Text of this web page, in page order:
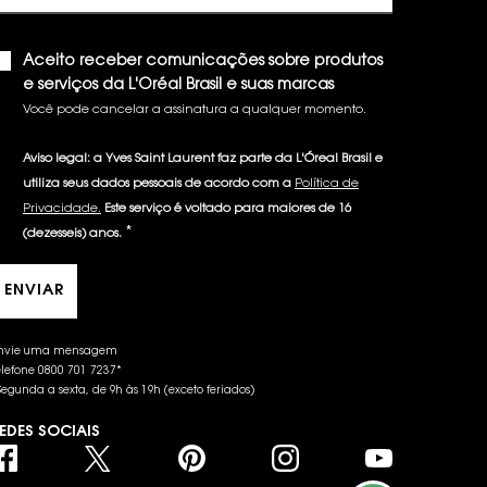
Aceito receber comunicações sobre produtos
e serviços da L'Oréal Brasil e suas marcas
Você pode cancelar a assinatura a qualquer momento.​
Aviso legal: a Yves Saint Laurent faz parte da L'Óreal Brasil e
utiliza seus dados pessoais de acordo com a Política de
Privacidade. Este serviço é voltado para maiores de 16
(dezesseis) anos. *
ENVIAR
uma mensagem
0800 701 7237*
a sexta, de 9h às 19h (exceto feriados)
SOCIAIS